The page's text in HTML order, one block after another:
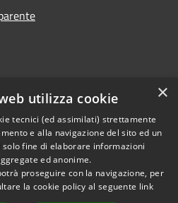
Copyright © 2026 • Comune di
Montebello Vicentino •
×
utilizza cookie
tecnici (ed assimilati) strettamente
e alla navigazione del sito ed un
fine di elaborare informazioni
ed anonime.
proseguire con la navigazione, per
la cookie policy al seguente link